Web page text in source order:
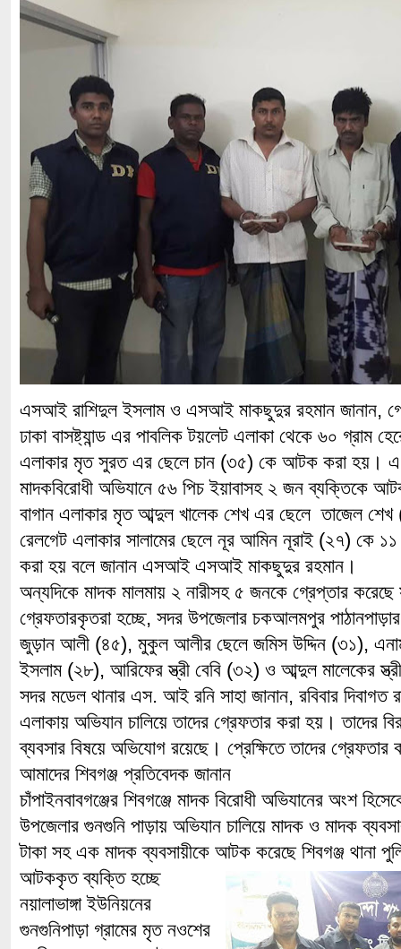
এসআই রাশিদুল ইসলাম ও এসআই মাকছুদুর রহমান জানান,
ঢাকা বাসষ্ট্যান্ড এর পাবলিক টয়লেট এলাকা থেকে ৬০
এলাকার মৃত সুরত এর ছেলে চান (৩৫) কে আটক করা হয়। এ
মাদকবিরোধী অভিযানে ৫৬ পিচ ইয়াবাসহ ২ জন ব্যক্তিকে
বাগান এলাকার মৃত আব্দুল খালেক শেখ এর ছেলে তাজেল
রেলগেট এলাকার সালামের ছেলে নূর আমিন নূরাই (২৭) কে
করা হয় বলে জানান এসআই এসআই মাকছুদুর রহমান।
অন্যদিকে মাদক মালমায় ২ নারীসহ ৫ জনকে গ্রেপ্তার
গ্রেফতারকৃতরা হচ্ছে, সদর উপজেলার চকআলমপুর
জুড়ান আলী (৪৫), মুকুল আলীর ছেলে জমিস উদ্দিন (৩১),
ইসলাম (২৮), আরিফের স্ত্রী বেবি (৩২) ও আব্দুল মালেকের
সদর মডেল থানার এস. আই রনি সাহা জানান, রবিবার দিবাগত
এলাকায় অভিযান চালিয়ে তাদের গ্রেফতার করা হয়। তাদের
ব্যবসার বিষয়ে অভিযোগ রয়েছে। প্রেক্ষিতে তাদের
আমাদের শিবগঞ্জ প্রতিবেদক জানান
চাঁপাইনবাবগঞ্জের শিবগঞ্জে মাদক বিরোধী অভিযানের অংশ
উপজেলার গুনগুনি পাড়ায় অভিযান চালিয়ে মাদক ও মাদক
টাকা সহ এক মাদক ব্যবসায়ীকে আটক করেছে শিবগঞ্জ থানা
আটককৃত ব্যক্তি হচ্ছে
নয়ালাভাঙ্গা ইউনিয়নের
গুনগুনিপাড়া গ্রামের মৃত নওশের